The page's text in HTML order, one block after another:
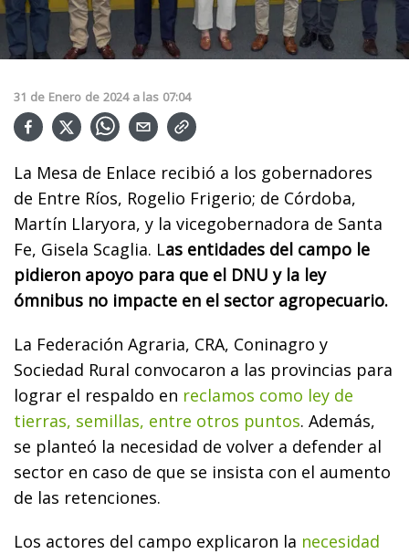
31 de Enero de 2024 a las 07:04
La Mesa de Enlace recibió a los gobernadores
de Entre Ríos, Rogelio Frigerio; de Córdoba,
Martín Llaryora, y la vicegobernadora de Santa
Fe, Gisela Scaglia. Las entidades del campo le
pidieron apoyo para que el DNU y la ley
ómnibus no impacte en el sector agropecuario.
La Federación Agraria, CRA, Coninagro y
Sociedad Rural convocaron a las provincias para
lograr el respaldo en reclamos como ley de
tierras, semillas, entre otros puntos. Además,
se planteó la necesidad de volver a defender al
sector en caso de que se insista con el aumento
de las retenciones.
Los actores del campo explicaron la necesidad